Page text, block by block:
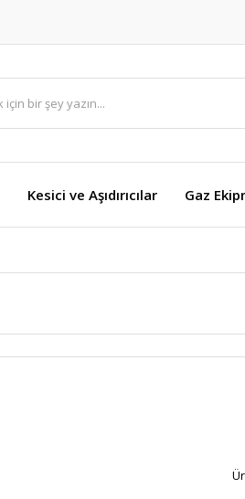
Kesici ve Aşıdırıcılar Gaz